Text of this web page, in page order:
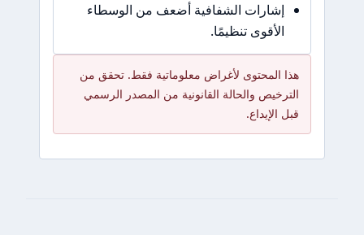
إشارات الشفافية أضعف من الوسطاء
الأقوى تنظيمًا.
هذا المحتوى لأغراض معلوماتية فقط. تحقق من
الترخيص والحالة القانونية من المصدر الرسمي
قبل الإيداع.